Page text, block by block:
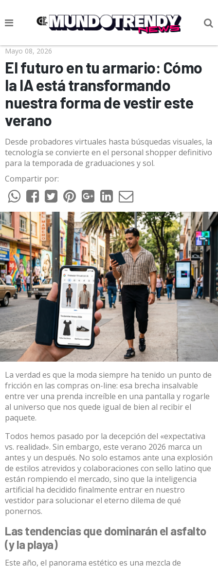
NOTICIAS
CULTURA POP
CIENCIA Y TECNOLOGÍA
VIDA
CULTURIZANDO.COM
Mayo 08, 2026
El futuro en tu armario: Cómo
la IA está transformando
nuestra forma de vestir este
verano
Desde probadores virtuales hasta búsquedas visuales, la
tecnología se convierte en el personal shopper definitivo
para la temporada de graduaciones y sol.
Compartir por:
La verdad es que la moda siempre ha tenido un punto de
fricción en las compras on-line: esa brecha insalvable
entre ver una prenda increíble en una pantalla y rogarle
al universo que nos quede igual de bien al recibir el
paquete.
Todos hemos pasado por la decepción del «expectativa
vs. realidad». Sin embargo, este verano 2026 marca un
antes y un después. No solo estamos ante una explosión
de estilos atrevidos y colaboraciones con sello latino que
están rompiendo el mercado, sino que la inteligencia
artificial ha decidido finalmente entrar en nuestro
vestidor para solucionar el eterno dilema de qué
ponernos.
Las tendencias que dominarán el asfalto
(y la playa)
Este año, el panorama estético es una mezcla de